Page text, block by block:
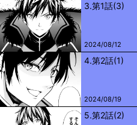
3.第1話(3)
2024/08/12
4.第2話(1)
2024/08/19
5.第2話(2)